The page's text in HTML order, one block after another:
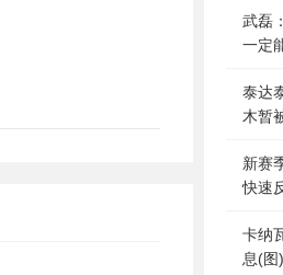
武磊
一定
泰达
木暂
新赛
快速
卡纳
息(图